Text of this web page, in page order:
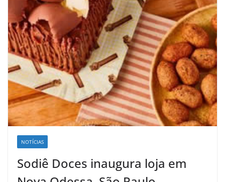
NOTÍCIAS
Sodiê Doces inaugura loja em